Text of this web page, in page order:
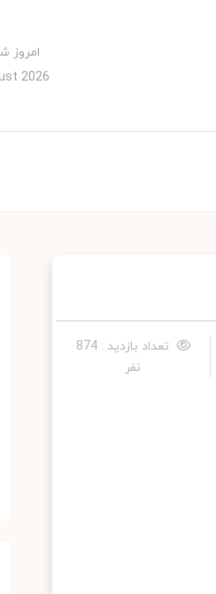
امروز شنبه 17
2026
تعداد بازدید : 874
نفر